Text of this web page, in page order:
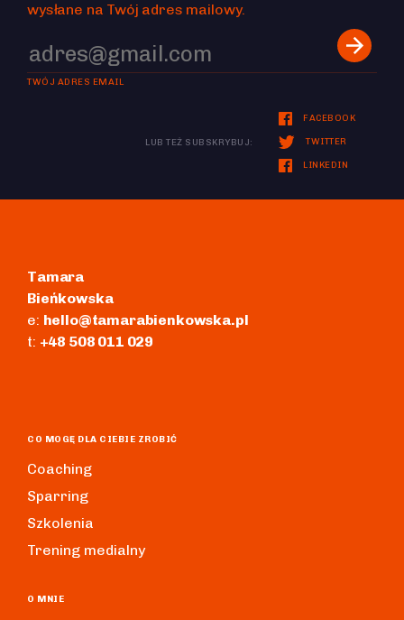
wysłane na Twój adres mailowy.
TWÓJ ADRES EMAIL
LUB TEŻ SUBSKRYBUJ:
FACEBOOK
TWITTER
LINKEDIN
Tamara
Bieńkowska
e: hello@tamarabienkowska.pl
t: +48 508 011 029
CO MOGĘ DLA CIEBIE ZROBIĆ
Coaching
Sparring
Szkolenia
Trening medialny
O MNIE